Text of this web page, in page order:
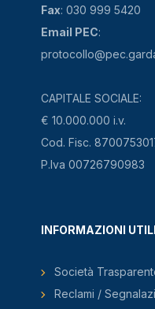
Fax: 030 999 5420
Email PEC:
CAPITALE SOCIALE:
€ 10.000.000 i.v.
Cod. Fisc.
P.Iva 00726790983
INFORMAZIONI UTILI
Società
Reclami /